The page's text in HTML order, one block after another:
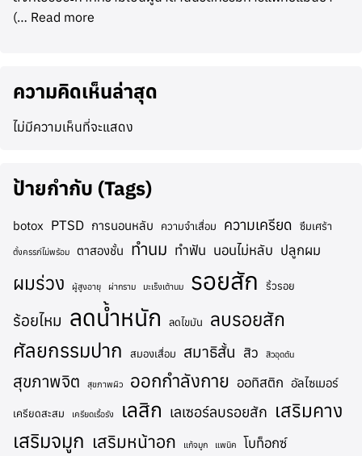
(… Read more
ความคิดเห็นล่าสุด
ไม่มีความเห็นที่จะแสดง
ป้ายกำกับ (Tags)
botox PTSD การนอนหลับ ความจำเสื่อม ความเครียด ซึมเศร้า
ตั้งครรภ์ไม่พร้อม ตาสองชั้น ทำนม ทำฟัน นอนไม่หลับ ปลูกผม
ผมร่วง ผู้สูงอายุ ผ่ากราม มะเร็งเต้านม รอยสัก ริ้วรอย
ร้อยไหม ลดน้ำหนัก ลดไขมัน ลบรอยสัก
ศัลยกรรมปาก สมองเสื่อม สมาธิสั้น สิว สิวอุดตัน
สุขภาพจิต สุขภาพผิว ออกกำลังกาย ออทิสติก อัลไซเมอร์
เครียดสะสม เครียดเรื้อรัง เลสิก เลเซอร์ลบรอยสัก เสริมคาง
เสริมจมูก เสริมหน้าอก แก้จมูก แพนิค โบท็อกซ์